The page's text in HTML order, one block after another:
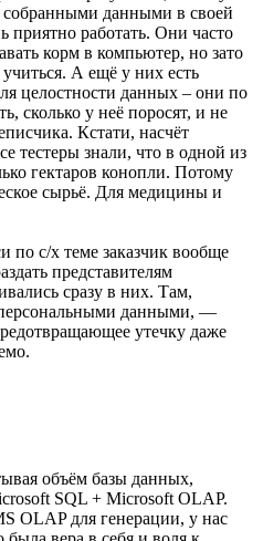
собранными данными в своей
приятно работать. Они часто
корм в компьютер, но зато
А ещё у них есть
целостности данных – они по
сколько у неё поросят, и не
Кстати, насчёт
тестеры знали, что в одной из
гектаров конопли. Потому
сырьё. Для медицины и
по с/х теме заказчик вообще
представителям
сразу в них. Там,
персональными данными, —
утечку даже
объём базы данных,
SQL + Microsoft OLAP.
OLAP для генерации, у нас